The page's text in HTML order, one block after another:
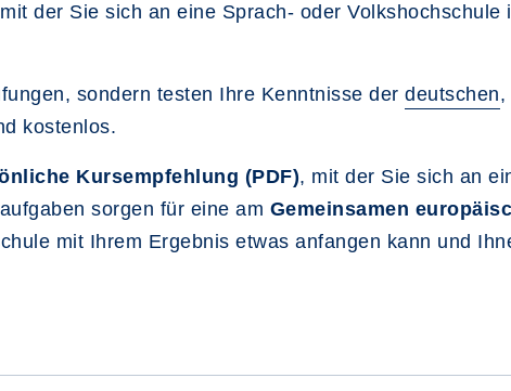
der Sie sich an eine Sprach- oder Volkshochschule
sondern testen Ihre Kenntnisse der deutschen,
kostenlos.
Kursempfehlung (PDF), mit der Sie sich an
sorgen für eine am Gemeinsamen
mit Ihrem Ergebnis etwas anfangen kann und